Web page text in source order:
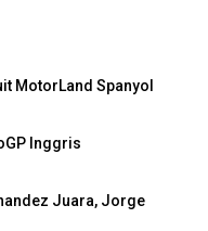
MotorLand Spanyol
Inggris
Juara, Jorge